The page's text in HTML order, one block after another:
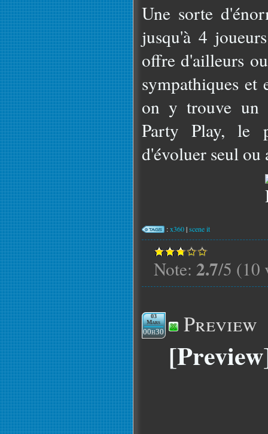
Une sorte
jusqu'à 4
offre d'ailleurs
sympathiques et
on y trouve un
Party Play, le
d'évoluer seul ou
:x360|scene it
Note: 2.7/5 (10
03
Mars
00h30 Preview